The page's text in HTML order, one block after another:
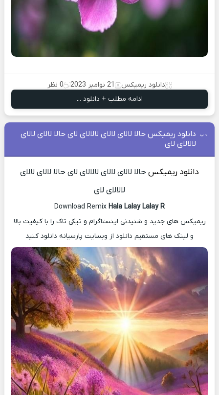
دانلود ریمیکس 21 نوامبر 2023
0 نظر
ادامه مطلب + دانلود ...
دانلود ریمیکس حالا لالای لالای لالالای لای حالا لالای لالای
لالالای لای
دانلود ریمیکس حالا لالای لالای لالالای لای حالا لالای لالای
لالالای لای
Download Remix Hala Lalay Lalay R
ریمیکس های جدید و شنیدنی اینستاگرام و تیکی تاک را با کیفیت بالا
و لینک های مستقیم دانلود از وبسایت پارسیانه دانلود کنید